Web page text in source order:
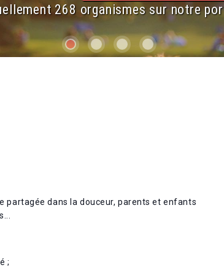
268 organismes sur notre
partagée dans la douceur, parents et enfants
;